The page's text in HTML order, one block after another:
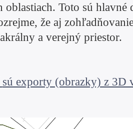
oblastiach. Toto sú hlavné
že aj
a verejný priestor.
sú exporty (obrazky) z 3D